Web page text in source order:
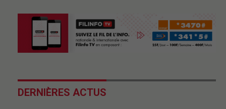
DERNIÈRES ACTUS